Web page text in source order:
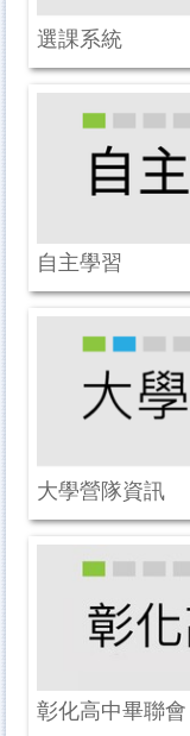
選課系統
自主學習
大學營隊資訊
彰化高中畢聯會